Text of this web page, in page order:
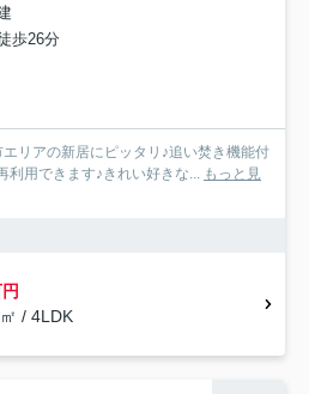
歩26分
エリアの新居にピッタリ♪追い焚き機能付
利用できます♪きれい好きな...
もっと見
/ 4LDK